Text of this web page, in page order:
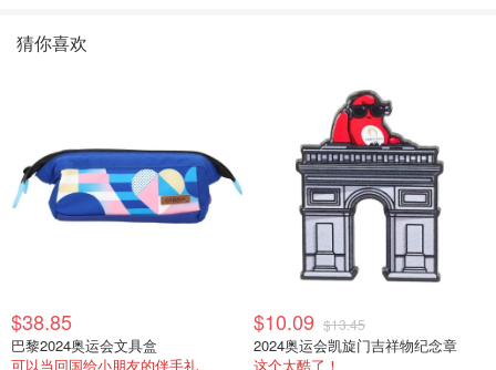
猜你喜欢
$38.85
巴黎2024奥运会文具盒
可以当回国给小朋友的伴手礼
$10.09 $13.45
2024奥运会凯旋门吉祥物纪念章
这个太酷了！